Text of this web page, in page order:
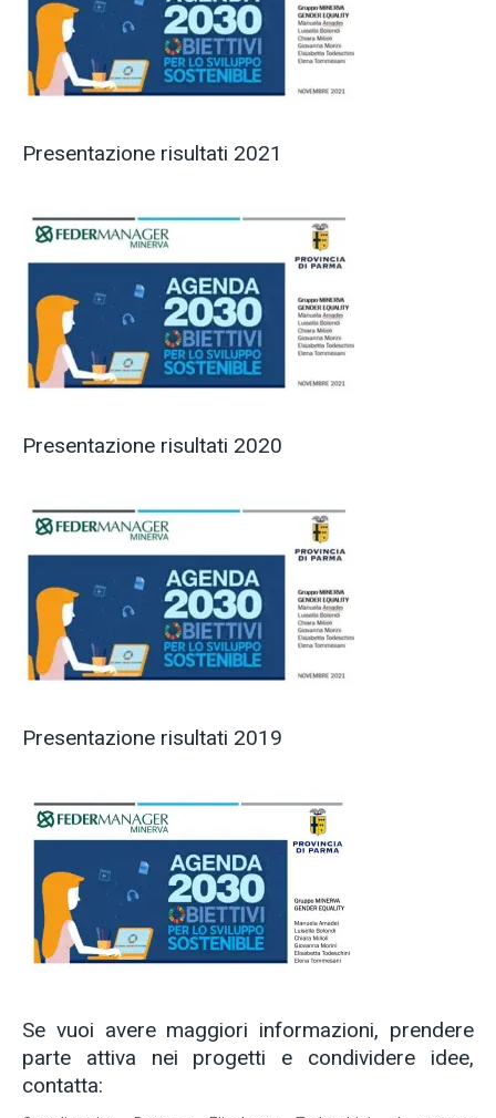
Presentazione risultati 2021
Presentazione risultati 2020
Presentazione risultati 2019
Se vuoi avere maggiori informazioni, prendere
parte attiva nei progetti e condividere idee,
contatta: